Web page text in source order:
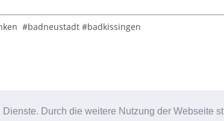
Durch die weitere Nutzung der Webseite
#badneustadt #badkissingen